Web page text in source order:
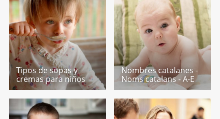
Tipos de sopas y
cremas para niños
Nombres catalanes -
Noms catalans - A-E